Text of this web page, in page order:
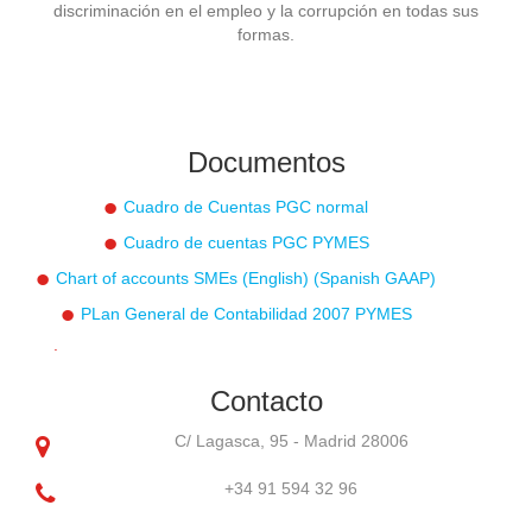
discriminación en el empleo y la corrupción en todas sus
formas.
Documentos
Cuadro de Cuentas PGC normal
Cuadro de cuentas PGC PYMES
Chart of accounts SMEs (English) (Spanish GAAP)
PLan General de Contabilidad 2007 PYMES
Contacto
C/ Lagasca, 95 - Madrid 28006
+34 91 594 32 96